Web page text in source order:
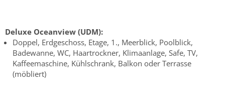
Deluxe Oceanview (UDM):
Doppel, Erdgeschoss, Etage, 1., Meerblick, Poolblick,
Badewanne, WC, Haartrockner, Klimaanlage, Safe, TV,
Kaffeemaschine, Kühlschrank, Balkon oder Terrasse
(möbliert)